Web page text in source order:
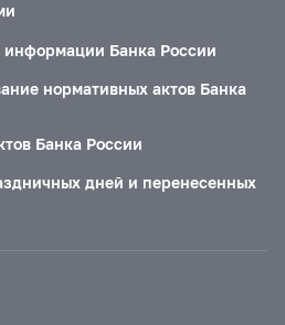
Банка России
нормативных актов Банка
Банка России
дней и перенесенных